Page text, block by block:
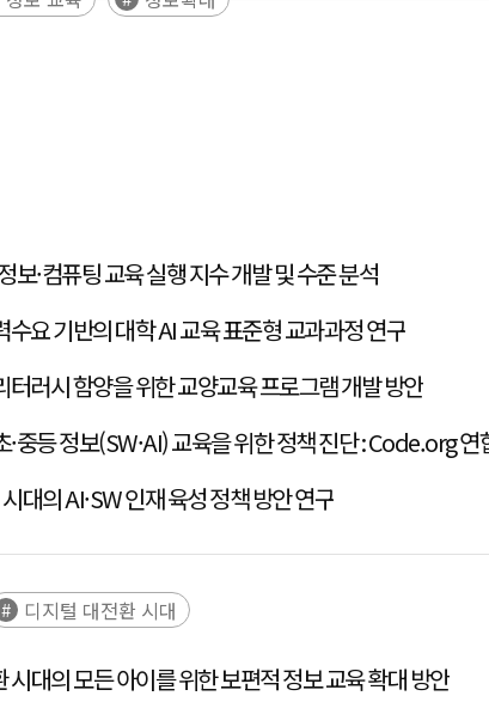
보·컴퓨팅 교육 실행 지수 개발 및 수준 분석
수요 기반의 대학 AI 교육 표준형 교과과정 연구
터러시 함양을 위한 교양교육 프로그램 개발 방안
·중등 정보(SW·AI) 교육을 위한 정책 진단 : Code.org
대의 AI·SW 인재 육성 정책 방안 연구
디지털 대전환 시대
시대의 모든 아이를 위한 보편적 정보 교육 확대 방안